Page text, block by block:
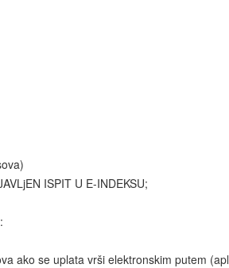
ISPIT U E-INDEKSU;
ako se uplata vrši elektronskim putem